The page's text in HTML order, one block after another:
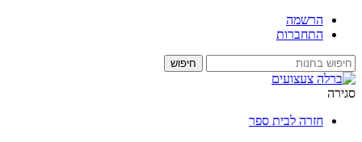
הרשמה
התחברות
סגירה
חזרה לבית ספר